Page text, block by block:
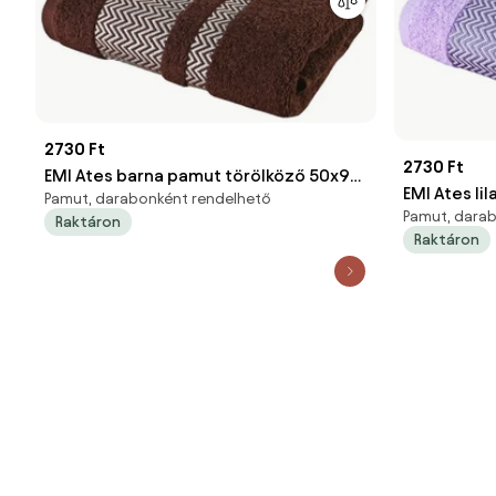
2730 Ft
EMI Ates barna pamut törölköző 50x90
cm
Pamut, darabonként rendelhető
Raktáron
2730 Ft
EMI Ates
Pamut,
Raktáron